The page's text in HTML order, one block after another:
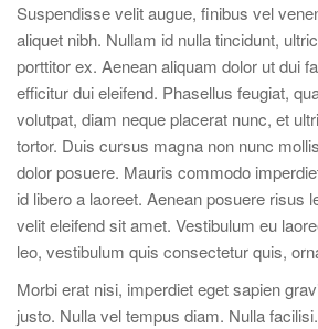
Suspendisse velit augue, finibus vel
aliquet nibh. Nullam id nulla tincidunt,
porttitor ex. Aenean aliquam dolor ut dui
efficitur dui eleifend. Phasellus feugiat,
volutpat, diam neque placerat nunc, et
tortor. Duis cursus magna non nunc
dolor posuere. Mauris commodo
id libero a laoreet. Aenean posuere risus
velit eleifend sit amet. Vestibulum eu
leo, vestibulum quis consectetur quis,
Morbi erat nisi, imperdiet eget sapien
justo. Nulla vel tempus diam. Nulla